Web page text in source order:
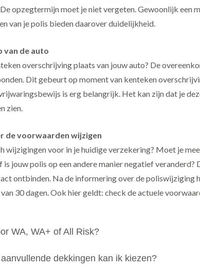
opzegtermijn moet je niet vergeten. Gewoonlijk een
van je polis bieden daarover duidelijkheid.
van de auto
overschrijving plaats van jouw auto? De
Dit gebeurt op moment van kenteken
is erg belangrijk. Het kan zijn dat je
zien.
de voorwaarden wijzigen
wijzigingen voor in je huidige verzekering? Moet je
is jouw polis op een andere manier negatief veranderd?
ontbinden. Na de informering over de poliswijziging
30 dagen. Ook hier geldt: check de actuele
WA, WA+ of All Risk?
dekkingen kan ik kiezen?